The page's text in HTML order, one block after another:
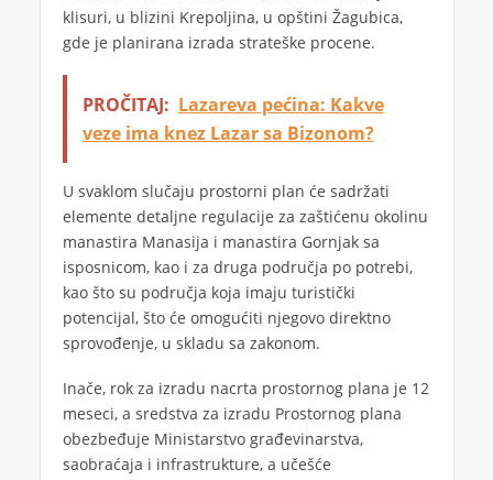
klisuri, u blizini Krepoljina, u opštini Žagubica,
gde je planirana izrada strateške procene.
PROČITAJ: Lazareva pećina: Kakve
veze ima knez Lazar sa Bizonom?
U svaklom slučaju prostorni plan će sadržati
elemente detaljne regulacije za zaštićenu okolinu
manastira Manasija i manastira Gornjak sa
isposnicom, kao i za druga područja po potrebi,
kao što su područja koja imaju turistički
potencijal, što će omogućiti njegovo direktno
sprovođenje, u skladu sa zakonom.
Inače, rok za izradu nacrta prostornog plana je 12
meseci, a sredstva za izradu Prostornog plana
obezbeđuje Ministarstvo građevinarstva,
saobraćaja i infrastrukture, a učešće